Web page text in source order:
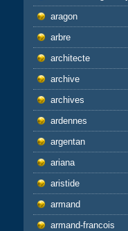
aragon
arbre
architecte
archive
archives
ardennes
argentan
ariana
aristide
armand
armand-francois